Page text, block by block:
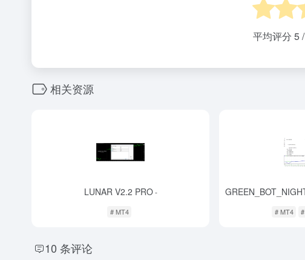
平均评分 5
相关资源
LUNAR V2.2 PRO-
# MT4 # MT4
10 条评论